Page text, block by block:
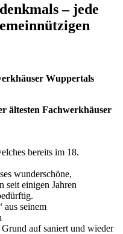
– jede
Wuppertals
ältesten Fachwerkhäuser
bereits im 18.
wunderschöne,
seit einigen Jahren
aus seinem
auf saniert und wieder